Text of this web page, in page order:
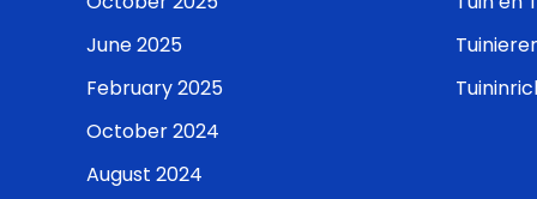
June 2025
February 2025
October 2024
August 2024